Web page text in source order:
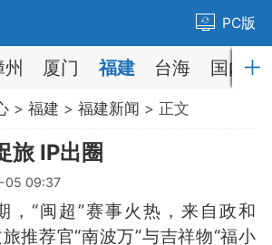
PC版
厦门 福建 台海 国内
> 福建 > 福建新闻 > 正文
旅 IP出圈
09:37
“闽超”赛事火热，来自政和
推荐官“南波万”与吉祥物“福小